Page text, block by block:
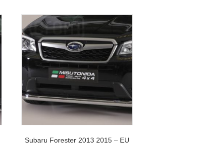
Subaru Forester 2013 2015 – EU